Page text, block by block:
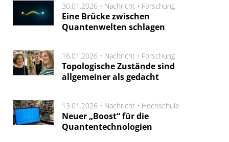
30.01.2026 • Nachricht • Forschung
Eine Brücke zwischen
Quantenwelten schlagen
16.01.2026 • Nachricht • Forschung
Topologische Zustände sind
allgemeiner als gedacht
13.01.2026 • Nachricht • Hochschule
Neuer „Boost“ für die
Quantentechnologien